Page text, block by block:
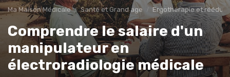
Ma Maison Médicale Santé et Grand age Ergothérapie et
Comprendre le salaire d'un
manipulateur en
électroradiologie médicale
Bons plans Conseils